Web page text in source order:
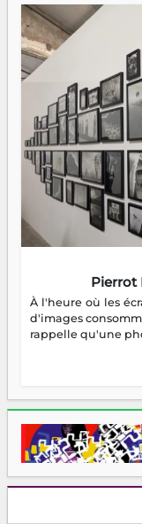
Pierrot
À l'heure où les
d'images
rappelle qu'une